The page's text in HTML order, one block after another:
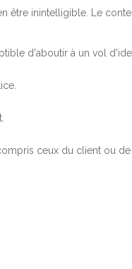
être inintelligible. Le
d'aboutir à un vol
ceux du client ou de